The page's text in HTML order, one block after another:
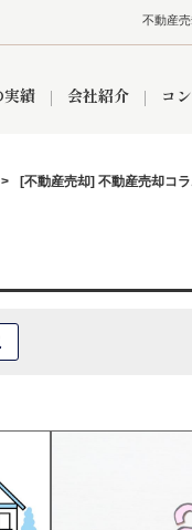
不動産
実績 会社紹介 コ
> [不動産売却] 不動産売却コ